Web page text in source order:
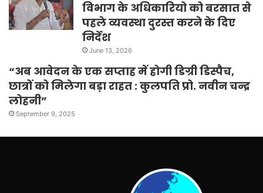
विभाग के अधिकारियो को बरसात से
पहले व्यवस्था दुरस्त करने के दिए
निर्देश
June 13, 2026
“अब आवेदन के एक सप्ताह में होगी डिग्री डिस्पैच,
छात्रों को मिलेगा बड़ा राहत : कुलपति प्रो. नवीन चन्द्र
लोहनी”
September 9, 2025